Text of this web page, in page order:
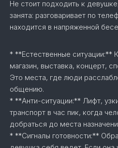
Не стоит подходить к
занята: разговаривает по
находится в напряженной
* **Естественные ситуации:**
магазин, выставка, концерт,
Это места, где люди
общению.
* **Анти-ситуации:** Лифт,
транспорт в час пик, когда
добраться до места
* **Сигналы готовности:**